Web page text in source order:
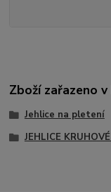
Zboží zařazeno
Jehlice na pletení
JEHLICE